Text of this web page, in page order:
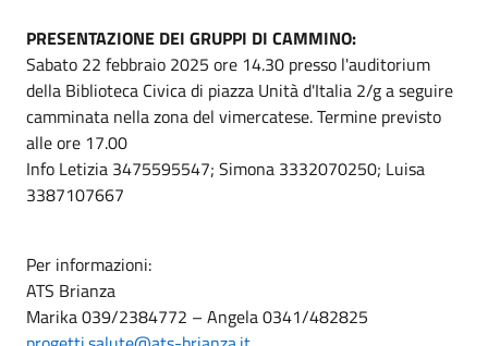
PRESENTAZIONE DEI GRUPPI DI CAMMINO:
Sabato 22 febbraio 2025 ore 14.30 presso l'auditorium
della Biblioteca Civica di piazza Unità d'Italia 2/g a seguire
camminata nella zona del vimercatese. Termine previsto
alle ore 17.00
Info Letizia 3475595547; Simona 3332070250; Luisa
3387107667
Per informazioni:
ATS Brianza
Marika 039/2384772 – Angela 0341/482825